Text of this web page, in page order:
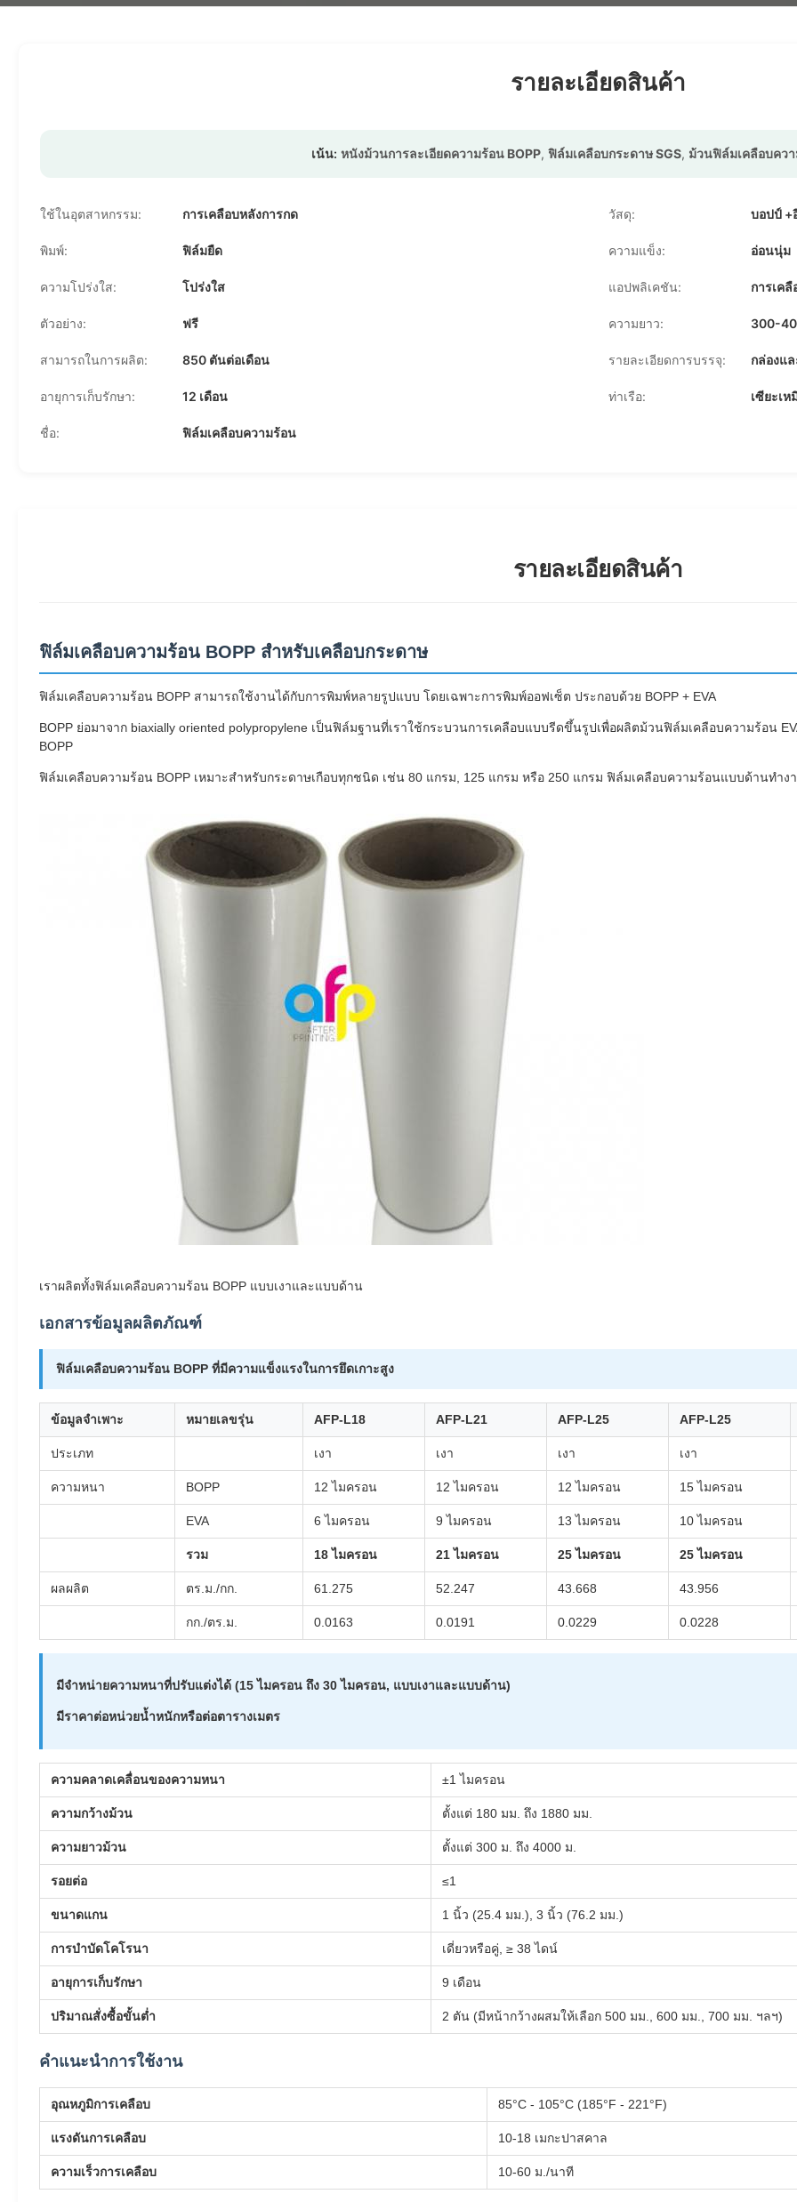
รายละเอียดสินค้า
เน้น: หนังม้วนการละเอียดความร้อน BOPP, ฟิล์มเคลือบกระดาษ SGS, ม้วนฟิล์มเคลือบคว
ใช้ในอุตสาหกรรม: การเคลือบหลังการกด วัสดุ: บอปป์ +
พิมพ์: ฟิล์มยืด ความแข็ง: อ่อนนุ่ม
ความโปร่งใส: โปร่งใส แอปพลิเคชัน: การเค
ตัวอย่าง: ฟรี ความยาว: 300-
สามารถในการผลิต: 850 ตันต่อเดือน รายละเอียดการบรรจุ: กล่องแ
อายุการเก็บรักษา: 12 เดือน ท่าเรือ: เซียะเ
ชื่อ: ฟิล์มเคลือบความร้อน
รายละเอียดสินค้า
ฟิล์มเคลือบความร้อน BOPP สำหรับเคลือบกระดาษ
ฟิล์มเคลือบความร้อน BOPP สามารถใช้งานได้กับการพิมพ์หลายรูปแบบ โดยเฉพาะการพิมพ์ออฟเซ็ต ประกอบด้วย BOPP + EVA
BOPP ย่อมาจาก biaxially oriented polypropylene เป็นฟิล์มฐานที่เราใช้กระบวนการเคลือบแบบรีดขึ้นรูปเพื่อผลิตม้วนฟิล์มเคลือบความร้อน
BOPP
ฟิล์มเคลือบความร้อน BOPP เหมาะสำหรับกระดาษเกือบทุกชนิด เช่น 80 แกรม, 125 แกรม หรือ 250 แกรม ฟิล์มเคลือบความร้อนแบบด้านทำ
เราผลิตทั้งฟิล์มเคลือบความร้อน BOPP แบบเงาและแบบด้าน
เอกสารข้อมูลผลิตภัณฑ์
ฟิล์มเคลือบความร้อน BOPP ที่มีความแข็งแรงในการยึดเกาะสูง
ข้อมูลจำเพาะ หมายเลขรุ่น AFP-L18 AFP-L21 AFP-L25 AFP-L25
ประเภท เงา เงา เงา เงา
ความหนา BOPP 12 ไมครอน 12 ไมครอน 12 ไมครอน 15 ไมครอน
EVA 6 ไมครอน 9 ไมครอน 13 ไมครอน 10 ไมครอน
รวม 18 ไมครอน 21 ไมครอน 25 ไมครอน 25 ไมครอน
ผลผลิต ตร.ม./กก. 61.275 52.247 43.668 43.956
กก./ตร.ม. 0.0163 0.0191 0.0229 0.0228
มีจำหน่ายความหนาที่ปรับแต่งได้ (15 ไมครอน ถึง 30 ไมครอน, แบบเงาและแบบด้าน)
มีราคาต่อหน่วยน้ำหนักหรือต่อตารางเมตร
ความคลาดเคลื่อนของความหนา ±1 ไมครอน
ความกว้างม้วน ตั้งแต่ 180 มม. ถึง 1880 มม.
ความยาวม้วน ตั้งแต่ 300 ม. ถึง 4000 ม.
รอยต่อ ≤1
ขนาดแกน 1 นิ้ว (25.4 มม.), 3 นิ้ว (76.2 มม.)
การบำบัดโคโรนา เดี่ยวหรือคู่, ≥ 38 ไดน์
อายุการเก็บรักษา 9 เดือน
ปริมาณสั่งซื้อขั้นต่ำ 2 ตัน (มีหน้ากว้างผสมให้เลือก 500 มม., 600 มม., 700 มม. ฯลฯ)
คำแนะนำการใช้งาน
อุณหภูมิการเคลือบ 85°C - 105°C (185°F - 221°F)
แรงดันการเคลือบ 10-18 เมกะปาสคาล
ความเร็วการเคลือบ 10-60 ม./นาที